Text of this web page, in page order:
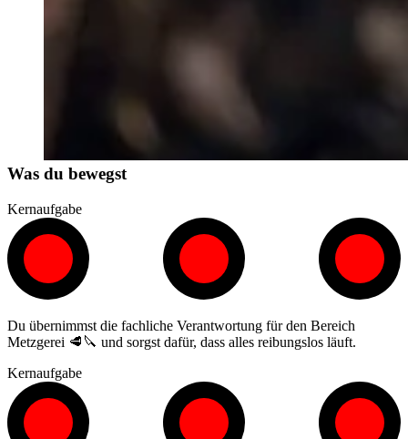
Was du bewegst
Kernaufgabe
Du übernimmst die fachliche Verantwortung für den Bereich
Metzgerei 🥩🔪 und sorgst dafür, dass alles reibungslos läuft.
Kernaufgabe